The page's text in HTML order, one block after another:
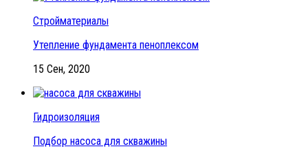
Стройматериалы
Утепление фундамента пеноплексом
15 Сен, 2020
Гидроизоляция
Подбор насоса для скважины